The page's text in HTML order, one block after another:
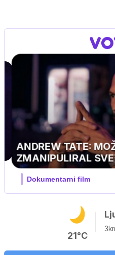
21°C